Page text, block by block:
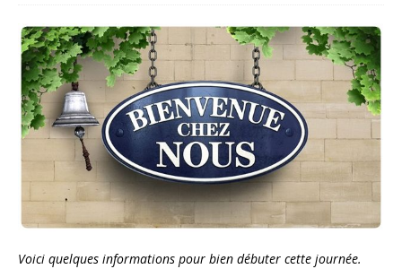
Voici quelques informations pour bien débuter cette journée.